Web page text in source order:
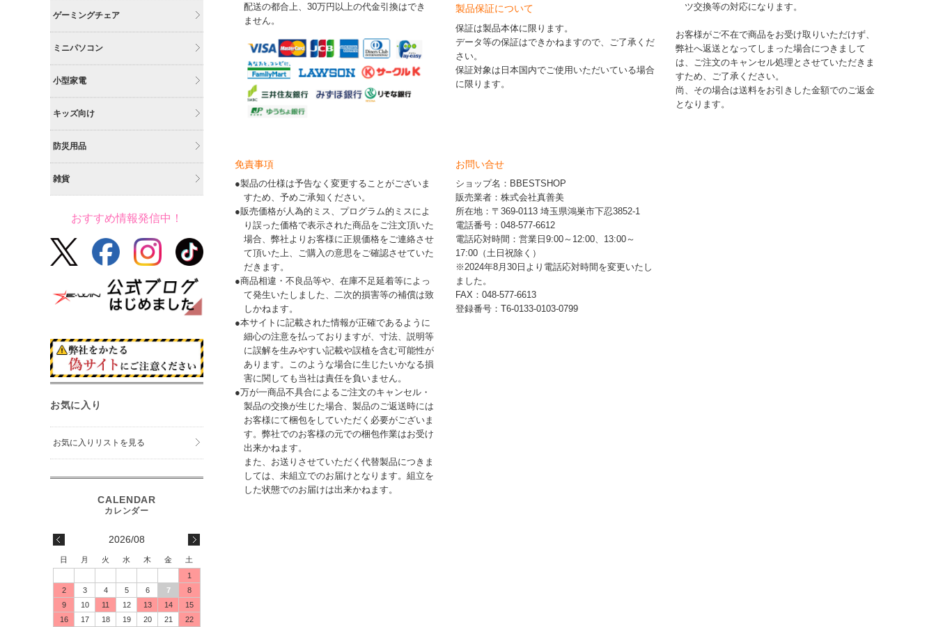
配送の都合上、30万円以上の代金引換はでき
ません。
製品保証について
保証は製品本体に限ります。
データ等の保証はできかねますので、ご了承くだ
さい。
保証対象は日本国内でご使用いただいている場合
に限ります。
ツ交換等の対応になります。
お客様がご不在で商品をお受け取りいただけず、
弊社へ返送となってしまった場合につきまして
は、ご注文のキャンセル処理とさせていただきま
すため、ご了承ください。
尚、その場合は送料をお引きした金額でのご返金
となります。
免責事項
●製品の仕様は予告なく変更することがございま
すため、予めご承知ください。
●販売価格が人為的ミス、プログラム的ミスによ
り誤った価格で表示された商品をご注文頂いた
場合、弊社よりお客様に正規価格をご連絡させ
て頂いた上、ご購入の意思をご確認させていた
だきます。
●商品相違・不良品等や、在庫不足延着等によっ
て発生いたしました、二次的損害等の補償は致
しかねます。
●本サイトに記載された情報が正確であるように
細心の注意を払っておりますが、寸法、説明等
に誤解を生みやすい記載や誤植を含む可能性が
あります。このような場合に生じたいかなる損
害に関しても当社は責任を負いません。
●万が一商品不具合によるご注文のキャンセル・
製品の交換が生じた場合、製品のご返送時には
お客様にて梱包をしていただく必要がございま
す。弊社でのお客様の元での梱包作業はお受け
出来かねます。
また、お送りさせていただく代替製品につきま
しては、未組立でのお届けとなります。組立を
した状態でのお届けは出来かねます。
お問い合せ
ショップ名：BBESTSHOP
販売業者：株式会社真善美
所在地：〒369-0113 埼玉県鴻巣市下忍3852-1
電話番号：048-577-6612
電話応対時間：営業日9:00～12:00、13:00～
17:00（土日祝除く）
※2024年8月30日より電話応対時間を変更いたし
ました。
FAX：048-577-6613
登録番号：T6-0133-0103-0799
ゲーミングチェア
ミニパソコン
小型家電
キッズ向け
防災用品
雑貨
おすすめ情報発信中！
お気に入り
お気に入りリストを見る
2026/08
日 月 火 水 木 金
土
1
2
3 4 5 6 7
8
9
10 11 12 13 14
15
16
17 18 19 20 21 22